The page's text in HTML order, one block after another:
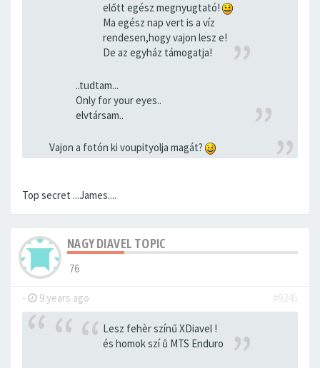
előtt egész megnyugtató!
Ma egész nap vert is a víz
rendesen,hogy vajon lesz e!
De az egyház támogatja!
..tudtam...
Only for your eyes..
elvtársam..
Vajon a fotón ki voupityolja magát?
Top secret ...James....
NAGY DIAVEL TOPIC
76
- 9 years ago #9245
Lesz fehèr színű XDiavel !
és homok szí ů MTS Enduro